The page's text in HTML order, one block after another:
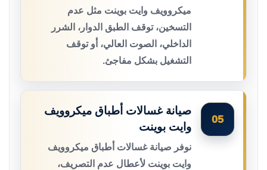
ميكروويف وايت بوينت مثل عدم
التسخين، توقف الطبق الدوار، الشرر
الداخلي، الصوت العالي، أو توقف
التشغيل بشكل مفاجئ.
05
صيانة غسالات أطباق ميكروويف
وايت بوينت
نوفر صيانة غسالات أطباق ميكروويف
وايت بوينت لأعطال عدم التصريف،